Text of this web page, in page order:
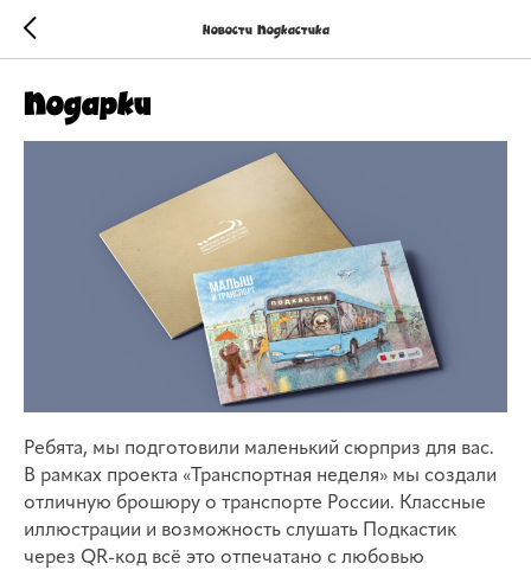
Новости Подкастика
Подарки
Ребята, мы подготовили маленький сюрприз для вас.
В рамках проекта «Транспортная неделя» мы создали
отличную брошюру о транспорте России. Классные
иллюстрации и возможность слушать Подкастик
через QR-код всё это отпечатано с любовью